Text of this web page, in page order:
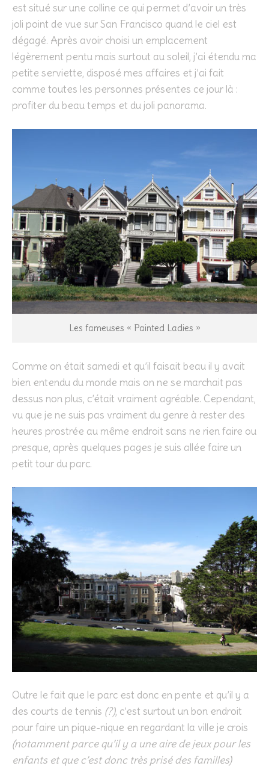
est situé sur une colline ce qui permet d’avoir un très
joli point de vue sur San Francisco quand le ciel est
dégagé. Après avoir choisi un emplacement
légèrement pentu mais surtout au soleil, j’ai étendu ma
petite serviette, disposé mes affaires et j’ai fait
comme toutes les personnes présentes ce jour là :
profiter du beau temps et du joli panorama.
Les fameuses « Painted Ladies »
Comme on était samedi et qu’il faisait beau il y avait
bien entendu du monde mais on ne se marchait pas
dessus non plus, c’était vraiment agréable. Cependant,
vu que je ne suis pas vraiment du genre à rester des
heures prostrée au même endroit sans ne rien faire ou
presque, après quelques pages je suis allée faire un
petit tour du parc.
Outre le fait que le parc est donc en pente et qu’il y a
des courts de tennis (?), c’est surtout un bon endroit
pour faire un pique-nique en regardant la ville je crois
(notamment parce qu’il y a une aire de jeux pour les
enfants et que c’est donc très prisé des familles)